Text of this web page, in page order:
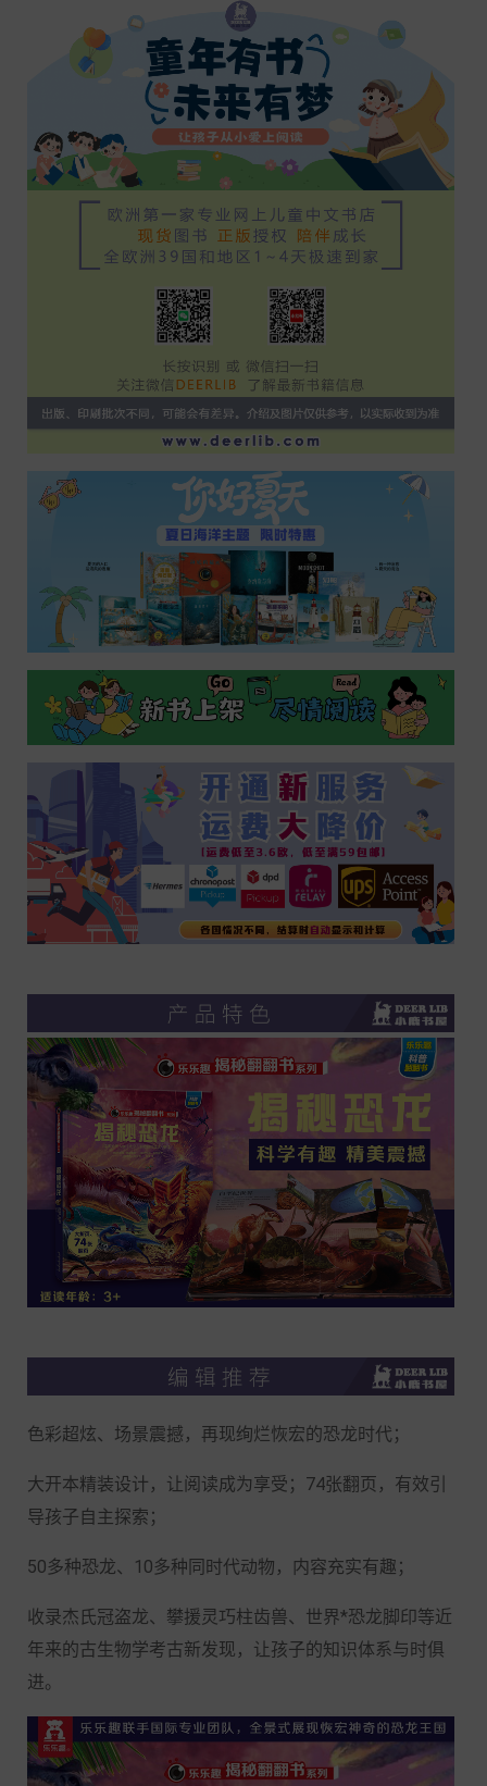
色彩超炫、场景震撼，再现绚烂恢宏的恐龙时代；
大开本精装设计，让阅读成为享受； 74张翻页，有效引
导孩子自主探索；
50多种恐龙、 10多种同时代动物，内容充实有趣；
收录杰氏冠盗龙、攀援灵巧柱齿兽、世界*恐龙脚印等近
年来的古生物学考古新发现，让孩子的知识体系与时俱
进。